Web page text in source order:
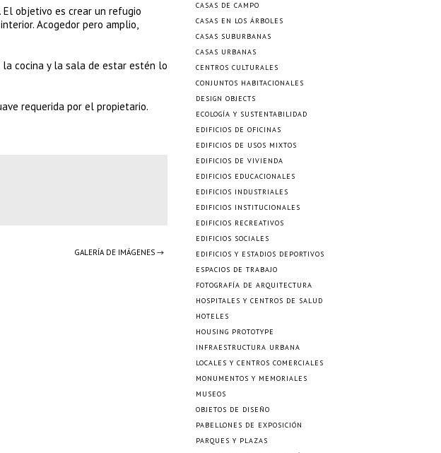
objetivo es crear un refugio
Acogedor pero amplio,
la cocina y la sala de estar estén lo
requerida por el propietario.
GALERÍA DE IMÁGENES →
CASAS DE CAMPO
CASAS EN LOS ÁRBOLES
CASAS SUBURBANAS
CASAS URBANAS
CENTROS CULTURALES
CONJUNTOS HABITACIONALES
DESIGN OBJECTS
ECOLOGÍA Y SUSTENTABILIDAD
EDIFICIOS DE OFICINAS
EDIFICIOS DE USOS MIXTOS
EDIFICIOS DE VIVIENDA
EDIFICIOS EDUCACIONALES
EDIFICIOS INDUSTRIALES
EDIFICIOS INSTITUCIONALES
EDIFICIOS RECREATIVOS
EDIFICIOS SOCIALES
EDIFICIOS Y ESTADIOS DEPORTIVOS
ESPACIOS DE TRABAJO
FOTOGRAFÍA DE ARQUITECTURA
HOSPITALES Y CENTROS DE SALUD
HOTELES
HOUSING PROTOTYPE
INFRAESTRUCTURA URBANA
LOCALES Y CENTROS COMERCIALES
MONUMENTOS Y MEMORIALES
MUSEOS
OBJETOS DE DISEÑO
PABELLONES DE EXPOSICIÓN
PARQUES Y PLAZAS